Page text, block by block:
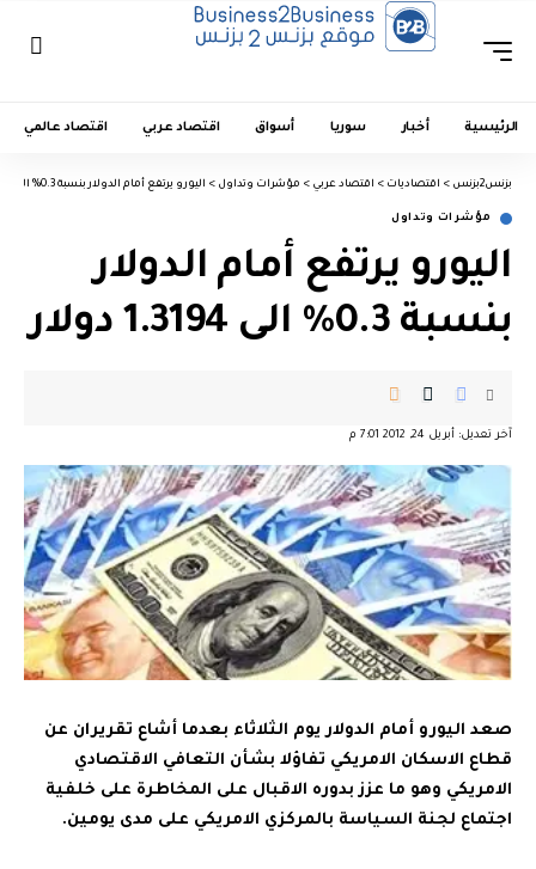
الرئيسية أخبار سوريا أسواق اقتصاد عربي اقتصاد عالمي
بزنس2بزنس > اقتصاديات > اقتصاد عربي > مؤشرات وتداول > اليورو يرتفع أمام الدولار بنسبة 0.3% الى 1.3194 دولار
مؤشرات وتداول
اليورو يرتفع أمام الدولار
بنسبة 0.3% الى 1.3194 دولار
آخر تعديل: أبريل 24, 2012 7:01 م
صعد اليورو أمام الدولار يوم الثلاثاء بعدما أشاع تقريران عن
قطاع الاسكان الامريكي تفاؤلا بشأن التعافي الاقتصادي
الامريكي وهو ما عزز بدوره الاقبال على المخاطرة على خلفية
اجتماع لجنة السياسة بالمركزي الامريكي على مدى يومين.